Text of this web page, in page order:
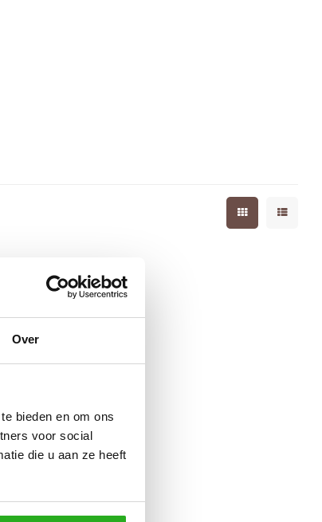
Over
bieden en om ons
voor social
die u aan ze heeft